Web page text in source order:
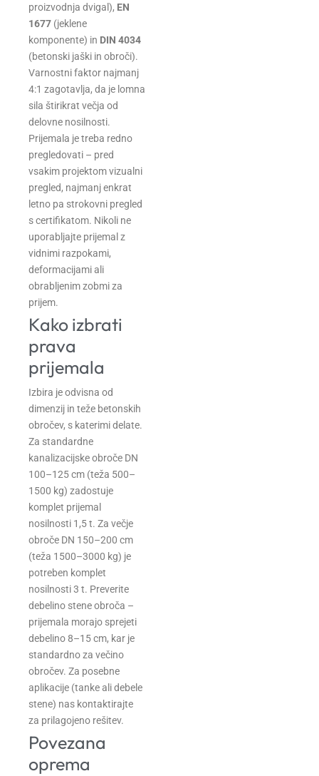
proizvodnja dvigal), EN
1677 (jeklene
komponente) in DIN 4034
(betonski jaški in obroči).
Varnostni faktor najmanj
4:1 zagotavlja, da je lomna
sila štirikrat večja od
delovne nosilnosti.
Prijemala je treba redno
pregledovati – pred
vsakim projektom vizualni
pregled, najmanj enkrat
letno pa strokovni pregled
s certifikatom. Nikoli ne
uporabljajte prijemal z
vidnimi razpokami,
deformacijami ali
obrabljenim zobmi za
prijem.
Kako izbrati
prava
prijemala
Izbira je odvisna od
dimenzij in teže betonskih
obročev, s katerimi delate.
Za standardne
kanalizacijske obroče DN
100–125 cm (teža 500–
1500 kg) zadostuje
komplet prijemal
nosilnosti 1,5 t. Za večje
obroče DN 150–200 cm
(teža 1500–3000 kg) je
potreben komplet
nosilnosti 3 t. Preverite
debelino stene obroča –
prijemala morajo sprejeti
debelino 8–15 cm, kar je
standardno za večino
obročev. Za posebne
aplikacije (tanke ali debele
stene) nas kontaktirajte
za prilagojeno rešitev.
Povezana
oprema